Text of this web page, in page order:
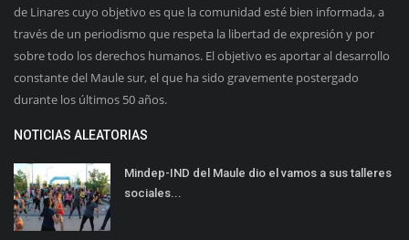
de Linares cuyo objetivo es que la comunidad esté bien informada, a
través de un periodismo que respeta la libertad de expresión y por
sobre todo los derechos humanos. El objetivo es aportar al desarrollo
constante del Maule sur, el que ha sido gravemente postergado
durante los últimos 50 años.
NOTICIAS ALEATORIAS
Mindep-IND del Maule dio el vamos a sus talleres
sociales...